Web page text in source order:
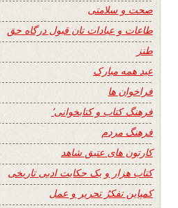
صحت و سلامتی
طاعات و عبادات تان قبول درگاه حق
طنز
عید همه مبارک
فراخوان ها
فرهنگ کتاب و کتابخوانی٬
فرهنگ مردم
کارتون های عتیق شاهد
کتاب هزار و یک حکایت ادبی تاریخی
کمپاین تفکرُ تحریر و عمل